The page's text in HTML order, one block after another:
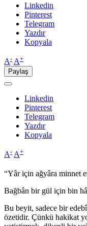
Linkedin
Pinterest
Telegram
Yazdır
Kopyala
A- A+
Paylaş
Linkedin
Pinterest
Telegram
Yazdır
Kopyala
A- A+
“Yâr için ağyâra minnet
Bağbân bir gül için bin
Bu beyit, sadece bir
özetidir. Çünkü hakikat